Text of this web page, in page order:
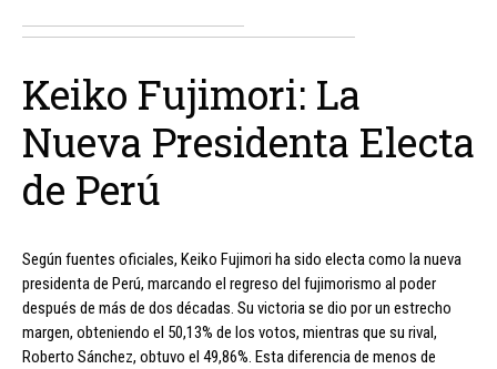
Keiko Fujimori: La
Nueva Presidenta Electa
de Perú
Según fuentes oficiales, Keiko Fujimori ha sido electa como la nueva
presidenta de Perú, marcando el regreso del fujimorismo al poder
después de más de dos décadas. Su victoria se dio por un estrecho
margen, obteniendo el 50,13% de los votos, mientras que su rival,
Roberto Sánchez, obtuvo el 49,86%. Esta diferencia de menos de